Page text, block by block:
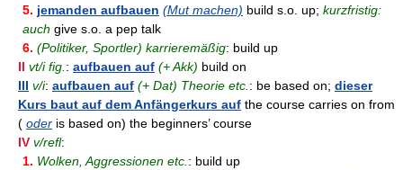
5. jemanden aufbauen (Mut machen) build s.o. up; kurzfristig:
auch give s.o. a pep talk
6. (Politiker, Sportler) karrieremäßig: build up
II vt/i fig.: aufbauen auf (+ Akk) build on
III v/i: aufbauen auf (+ Dat) Theorie etc.: be based on; dieser
Kurs baut auf dem Anfängerkurs auf the course carries on from
( oder is based on) the beginners’ course
IV v/refl:
1. Wolken, Aggressionen etc.: build up